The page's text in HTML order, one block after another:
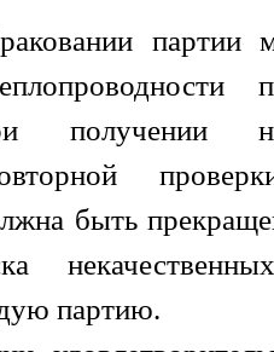
партии
получении
быть
партию.